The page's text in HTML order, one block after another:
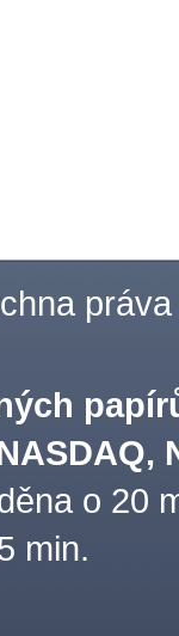
práva
o 20
min.